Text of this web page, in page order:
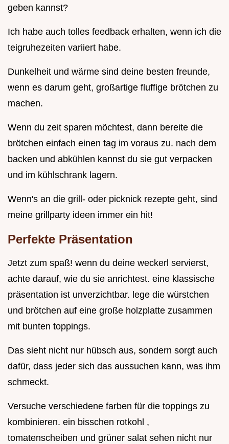
geben kannst?
Ich habe auch tolles feedback erhalten, wenn ich die
teigruhezeiten variiert habe.
Dunkelheit und wärme sind deine besten freunde,
wenn es darum geht, großartige fluffige brötchen zu
machen.
Wenn du zeit sparen möchtest, dann bereite die
brötchen einfach einen tag im voraus zu. nach dem
backen und abkühlen kannst du sie gut verpacken
und im kühlschrank lagern.
Wenn's an die grill- oder picknick rezepte geht, sind
meine grillparty ideen immer ein hit!
Perfekte Präsentation
Jetzt zum spaß! wenn du deine weckerl servierst,
achte darauf, wie du sie anrichtest. eine klassische
präsentation ist unverzichtbar. lege die würstchen
und brötchen auf eine große holzplatte zusammen
mit bunten toppings.
Das sieht nicht nur hübsch aus, sondern sorgt auch
dafür, dass jeder sich das aussuchen kann, was ihm
schmeckt.
Versuche verschiedene farben für die toppings zu
kombinieren. ein bisschen rotkohl ,
tomatenscheiben und grüner salat sehen nicht nur